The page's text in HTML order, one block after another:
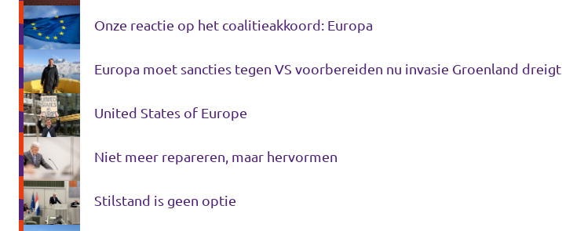
Onze reactie op het coalitieakkoord: Europa
Europa moet sancties tegen VS voorbereiden nu invasie Groenland dreigt
United States of Europe
Niet meer repareren, maar hervormen
Stilstand is geen optie